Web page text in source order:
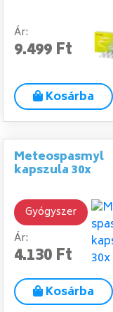
Ár:
9.499 Ft
Kosárba
Meteospasmyl
kapszula 30x
Gyógyszer
Ár:
4.130 Ft
Kosárba